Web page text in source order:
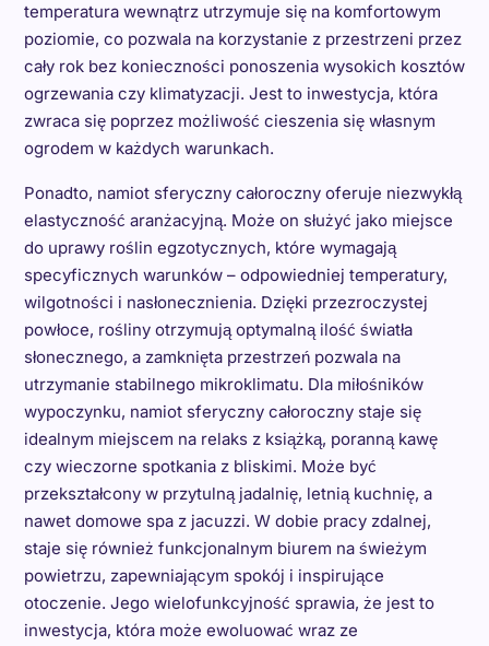
temperatura wewnątrz utrzymuje się na komfortowym
poziomie, co pozwala na korzystanie z przestrzeni przez
cały rok bez konieczności ponoszenia wysokich kosztów
ogrzewania czy klimatyzacji. Jest to inwestycja, która
zwraca się poprzez możliwość cieszenia się własnym
ogrodem w każdych warunkach.
Ponadto, namiot sferyczny całoroczny oferuje niezwykłą
elastyczność aranżacyjną. Może on służyć jako miejsce
do uprawy roślin egzotycznych, które wymagają
specyficznych warunków – odpowiedniej temperatury,
wilgotności i nasłonecznienia. Dzięki przezroczystej
powłoce, rośliny otrzymują optymalną ilość światła
słonecznego, a zamknięta przestrzeń pozwala na
utrzymanie stabilnego mikroklimatu. Dla miłośników
wypoczynku, namiot sferyczny całoroczny staje się
idealnym miejscem na relaks z książką, poranną kawę
czy wieczorne spotkania z bliskimi. Może być
przekształcony w przytulną jadalnię, letnią kuchnię, a
nawet domowe spa z jacuzzi. W dobie pracy zdalnej,
staje się również funkcjonalnym biurem na świeżym
powietrzu, zapewniającym spokój i inspirujące
otoczenie. Jego wielofunkcyjność sprawia, że jest to
inwestycja, która może ewoluować wraz ze